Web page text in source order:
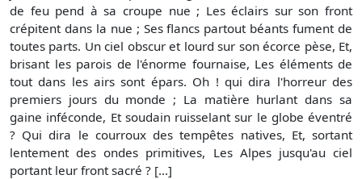
de feu pend à sa croupe nue ; Les éclairs sur son front
crépitent dans la nue ; Ses flancs partout béants fument de
toutes parts. Un ciel obscur et lourd sur son écorce pèse, Et,
brisant les parois de l'énorme fournaise, Les éléments de
tout dans les airs sont épars. Oh ! qui dira l'horreur des
premiers jours du monde ; La matière hurlant dans sa
gaine inféconde, Et soudain ruisselant sur le globe éventré
? Qui dira le courroux des tempêtes natives, Et, sortant
lentement des ondes primitives, Les Alpes jusqu'au ciel
portant leur front sacré ? [...]